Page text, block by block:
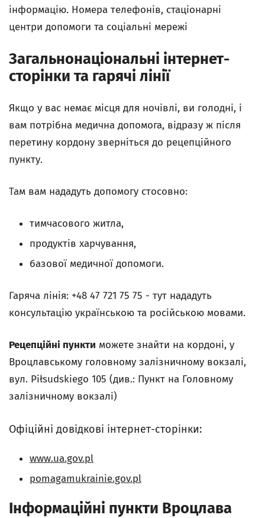
інформацію. Номера телефонів, стаціонарні
центри допомоги та соціальні мережі
Загальнонаціональні інтернет-
сторінки та гарячі лінії
Якщо у вас немає місця для ночівлі, ви голодні, і
вам потрібна медична допомога, відразу ж після
перетину кордону зверніться до рецепційного
пункту.
Там вам нададуть допомогу стосовно:
тимчасового житла,
продуктів харчування,
базової медичної допомоги.
Гаряча лінія: +48 47 721 75 75 - тут нададуть
консультацію українською та російською мовами.
Рецепційні пункти можете знайти на кордоні, у
Вроцлавському головному залізничному вокзалі,
вул. Piłsudskiego 105 (див.: Пункт на Головному
залізничному вокзалі)
Офіційні довідкові інтернет-сторінки:
www.ua.gov.pl
pomagamukrainie.gov.pl
Інформаційні пункти Вроцлава